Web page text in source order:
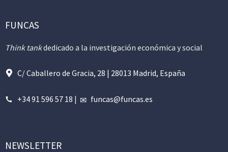
FUNCAS
Think tankdedicado a la investigación económica y social
C/ Caballero de Gracia, 28 | 28013 Madrid, España
+34 91 596 57 18 | funcas@funcas.es
NEWSLETTER